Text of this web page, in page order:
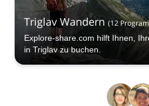
Triglav Wandern (12
Explore-share.com hilft Ihnen,
in Triglav zu buchen.